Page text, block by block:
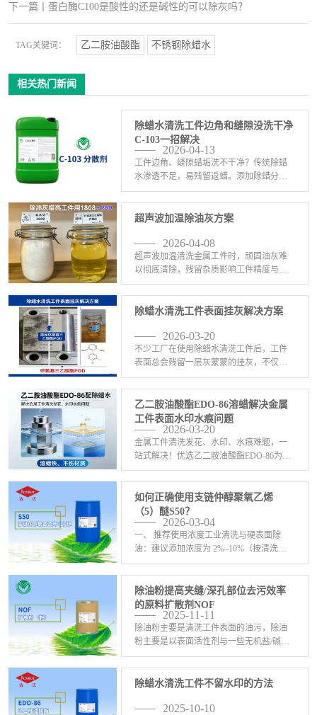
下一篇
蛋白酶C100是酸性的还是碱性的可以除灰吗？
TAG关健词： 乙二胺油酸酯 不锈钢除蜡水
相关热门新闻
除蜡水清洗工件边角和缝隙没洗干净
C-103一招解决
2026-04-13
工件边角、缝隙蜡垢洗不干净？传统除蜡
水渗透不足，易残留返蜡。添加除蜡分散
剂C-103，集强渗透、快分解、高分散于一
体，深入盲孔与细缝，快速瓦解顽固蜡
层，防止蜡垢二次沉积。 适配原有配方，
超声波加温除油灰方案
2026-04-08
超声波加温清洗金属工件时，顽固油灰难
以彻底清除，残留杂质影响工件精度与美
观。使用易达芬1808搭配环氧基三乙酸酯
POD在加上乳化剂C-202，组成高效除油灰
配方。易达芬1808强力渗透分解油污，快
除蜡水清洗工件表面挂灰解决方案
2026-03-20
不少工厂在使用除蜡水清洗工件后，工件
表面总会残留一层灰蒙蒙的挂灰，不仅遮
盖工件原本光泽，更会对后续加工造成阻
碍，成为生产流程中的隐形阻碍。这大多
是因为除蜡水无法彻底分解蜡垢杂质，残
留的污垢在工件表面堆 <-查看详情>
乙二胺油酸酯EDO-86溶蜡解决金属
工件表面水印水痕问题
2026-03-20
金属工件清洗发花、水印、水痕难题，一
站式解决！优选乙二胺油酸酯EDO-86为主
原料配制除蜡水，强效溶蜡、快速渗透，
彻底剥离抛光蜡、蜡垢与油污，从根源杜
绝残留挂水、表面发花。产品水洗性极
佳，漂洗干净无痕 <-查看详情>
如何正确使用支链仲醇聚氧乙烯
（5）醚S50？
2026-03-04
一、 推荐使用浓度‌工业清洗与硬表面除
油‌：建议添加浓度为 ‌2%–10%‌（按清洗液
总质量计），可有效实现润湿、乳化与油
污沉降。‌电解脱脂与中高温喷淋系统‌：推
荐使用 ‌3%–8%‌，兼顾低泡性与去 <-查看详
情>
除油粉提高夹缝/深孔部位去污效率
的原料扩散剂NOF
2025-11-11
除油粉主要是清洗工件表面的油污，除油
粉主要是以表面活性剂与一些无机盐/碱配
制而成；正常工件表面的油污都是很好清
洗干净的，但是有些工件比较复杂，比如
有些深孔的地方，或者有夹缝的地方用户
除蜡水清洗工件不留水印的方法
2025-10-10